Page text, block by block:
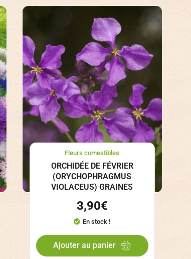
Fleurs comestibles
ORCHIDÉE DE FÉVRIER
(ORYCHOPHRAGMUS
VIOLACEUS) GRAINES
3,90€
En stock !
Ajouter au panier